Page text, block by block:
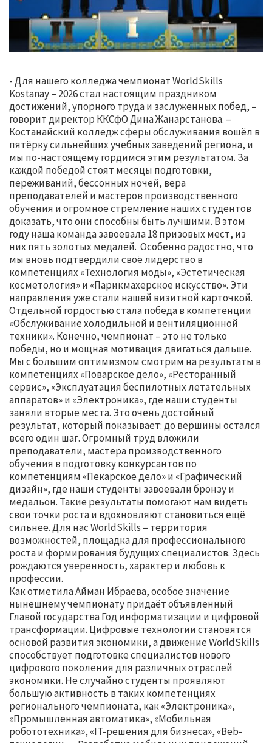
- Для нашего колледжа чемпионат WorldSkills
Kostanay – 2026 стал настоящим праздником
достижений, упорного труда и заслуженных побед, –
говорит директор ККСфО Дина Жанарстанова. –
Костанайский колледж сферы обслуживания вошёл в
пятёрку сильнейших учебных заведений региона, и
мы по-настоящему гордимся этим результатом. За
каждой победой стоят месяцы подготовки,
переживаний, бессонных ночей, вера
преподавателей и мастеров производственного
обучения и огромное стремление наших студентов
доказать, что они способны быть лучшими. В этом
году наша команда завоевала 18 призовых мест, из
них пять золотых медалей. Особенно радостно, что
мы вновь подтвердили своё лидерство в
компетенциях «Технология моды», «Эстетическая
косметология» и «Парикмахерское искусство». Эти
направления уже стали нашей визитной карточкой.
Отдельной гордостью стала победа в компетенции
«Обслуживание холодильной и вентиляционной
техники». Конечно, чемпионат – это не только
победы, но и мощная мотивация двигаться дальше.
Мы с большим оптимизмом смотрим на результаты в
компетенциях «Поварское дело», «Ресторанный
сервис», «Эксплуатация беспилотных летательных
аппаратов» и «Электроника», где наши студенты
заняли вторые места. Это очень достойный
результат, который показывает: до вершины остался
всего один шаг. Огромный труд вложили
преподаватели, мастера производственного
обучения в подготовку конкурсантов по
компетенциям «Пекарское дело» и «Графический
дизайн», где наши студенты завоевали бронзу и
медальон. Такие результаты помогают нам видеть
свои точки роста и вдохновляют становиться ещё
сильнее. Для нас WorldSkills – территория
возможностей, площадка для профессионального
роста и формирования будущих специалистов. Здесь
рождаются уверенность, характер и любовь к
профессии.
Как отметила Айман Ибраева, особое значение
нынешнему чемпионату придаёт объявленный
Главой государства Год информатизации и цифровой
трансформации. Цифровые технологии становятся
основой развития экономики, а движение WorldSkills
способствует подготовке специалистов нового
цифрового поколения для различных отраслей
экономики. Не случайно студенты проявляют
большую активность в таких компетенциях
регионального чемпионата, как «Электроника»,
«Промышленная автоматика», «Мобильная
робототехника», «IT-решения для бизнеса», «Вeb-